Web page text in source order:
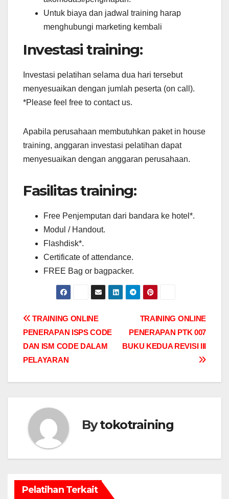
Untuk biaya dan jadwal training harap
menghubungi marketing kembali
Investasi training:
Investasi pelatihan selama dua hari tersebut
menyesuaikan dengan jumlah peserta (on call).
*Please feel free to contact us.
Apabila perusahaan membutuhkan paket in house
training, anggaran investasi pelatihan dapat
menyesuaikan dengan anggaran perusahaan.
Fasilitas training:
Free Penjemputan dari bandara ke hotel*.
Modul / Handout.
Flashdisk*.
Certificate of attendance.
FREE Bag or bagpacker.
Post
navigation
TRAINING ONLINE
PENERAPAN PTK 007
BUKU KEDUA REVISI III
TRAINING ONLINE
PENERAPAN ISPS CODE
DAN ISM CODE DALAM
PELAYARAN
Bytokotraining
Pelatihan Terkait